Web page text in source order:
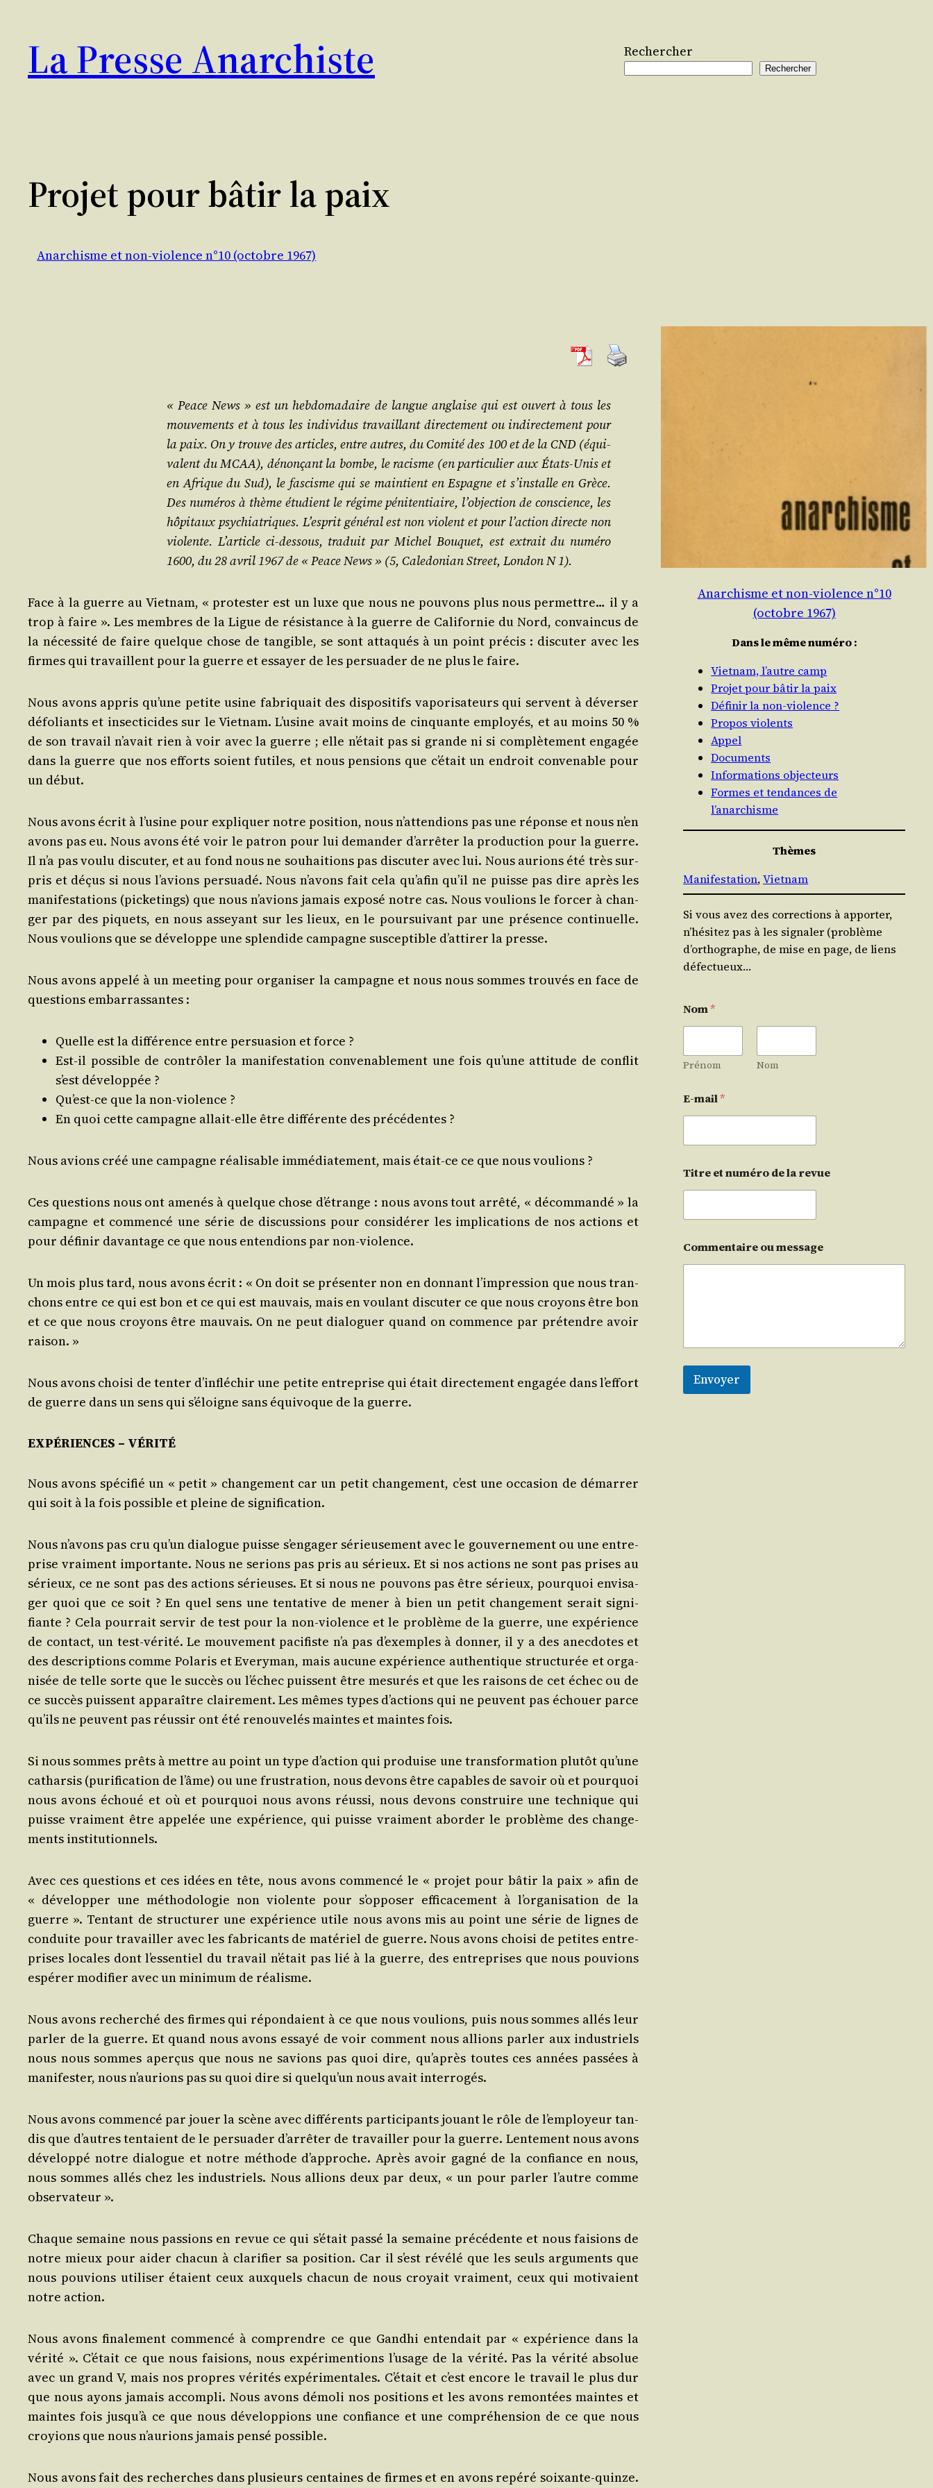
contenu
La Presse Anarchiste Rechercher
Rechercher
Projet pour bâtir la paix
Anarchisme et non-violence n°10 (octobre 1967)
« Peace News » est un heb­do­ma­daire de langue anglaise qui est ouvert à tous les
mou­ve­ments et à tous les indi­vi­dus tra­vaillant direc­te­ment ou indi­rec­te­ment pour
la paix. On y trouve des articles, entre autres, du Comi­té des 100 et de la CND (équi­
valent du MCAA), dénon­çant la bombe, le racisme (en par­ti­cu­lier aux États-Unis et
en Afrique du Sud), le fas­cisme qui se main­tient en Espagne et s’installe en Grèce.
Des numé­ros à thème étu­dient le régime péni­ten­tiaire, l’objection de conscience, les
hôpi­taux psy­chia­triques. L’esprit géné­ral est non violent et pour l’action directe non
vio­lente. L’article ci-des­sous, tra­duit par Michel Bou­quet, est extrait du numé­ro
1600, du 28 avril 1967 de « Peace News » (5, Cale­do­nian Street, Lon­don N 1).
Face à la guerre au Viet­nam, « pro­tes­ter est un luxe que nous ne pou­vons plus nous per­mettre… il y a
trop à faire ». Les membres de la Ligue de résis­tance à la guerre de Cali­for­nie du Nord, convain­cus de
la néces­si­té de faire quelque chose de tan­gible, se sont atta­qués à un point pré­cis : dis­cu­ter avec les
firmes qui tra­vaillent pour la guerre et essayer de les per­sua­der de ne plus le faire.
Nous avons appris qu’une petite usine fabri­quait des dis­po­si­tifs vapo­ri­sa­teurs qui servent à déver­ser
défo­liants et insec­ti­cides sur le Viet­nam. L’usine avait moins de cin­quante employés, et au moins 50 %
de son tra­vail n’avait rien à voir avec la guerre ; elle n’était pas si grande ni si com­plè­te­ment enga­gée
dans la guerre que nos efforts soient futiles, et nous pen­sions que c’était un endroit conve­nable pour
un début.
Nous avons écrit à l’usine pour expli­quer notre posi­tion, nous n’attendions pas une réponse et nous n’en
avons pas eu. Nous avons été voir le patron pour lui deman­der d’arrêter la pro­duc­tion pour la guerre.
Il n’a pas vou­lu dis­cu­ter, et au fond nous ne sou­hai­tions pas dis­cu­ter avec lui. Nous aurions été très sur­
pris et déçus si nous l’avions per­sua­dé. Nous n’avons fait cela qu’afin qu’il ne puisse pas dire après les
mani­fes­ta­tions (picke­tings) que nous n’avions jamais expo­sé notre cas. Nous vou­lions le for­cer à chan­
ger par des piquets, en nous asseyant sur les lieux, en le pour­sui­vant par une pré­sence conti­nuelle.
Nous vou­lions que se déve­loppe une splen­dide cam­pagne sus­cep­tible d’attirer la presse.
Nous avons appe­lé à un mee­ting pour orga­ni­ser la cam­pagne et nous nous sommes trou­vés en face de
ques­tions embarrassantes :
Quelle est la dif­fé­rence entre per­sua­sion et force ?
Est-il pos­sible de contrô­ler la mani­fes­ta­tion conve­na­ble­ment une fois qu’une atti­tude de conflit
s’est développée ?
Qu’est-ce que la non-violence ?
En quoi cette cam­pagne allait-elle être dif­fé­rente des précédentes ?
Nous avions créé une cam­pagne réa­li­sable immé­dia­te­ment, mais était-ce ce que nous voulions ?
Ces ques­tions nous ont ame­nés à quelque chose d’étrange : nous avons tout arrê­té, « décom­man­dé » la
cam­pagne et com­men­cé une série de dis­cus­sions pour consi­dé­rer les impli­ca­tions de nos actions et
pour défi­nir davan­tage ce que nous enten­dions par non-violence.
Un mois plus tard, nous avons écrit : « On doit se pré­sen­ter non en don­nant l’impression que nous tran­
chons entre ce qui est bon et ce qui est mau­vais, mais en vou­lant dis­cu­ter ce que nous croyons être bon
et ce que nous croyons être mau­vais. On ne peut dia­lo­guer quand on com­mence par pré­tendre avoir
raison. »
Nous avons choi­si de ten­ter d’infléchir une petite entre­prise qui était direc­te­ment enga­gée dans l’effort
de guerre dans un sens qui s’éloigne sans équi­voque de la guerre.
EXPÉRIENCES – VÉRITÉ
Nous avons spé­ci­fié un « petit » chan­ge­ment car un petit chan­ge­ment, c’est une occa­sion de démar­rer
qui soit à la fois pos­sible et pleine de signification.
Nous n’avons pas cru qu’un dia­logue puisse s’engager sérieu­se­ment avec le gou­ver­ne­ment ou une entre­
prise vrai­ment impor­tante. Nous ne serions pas pris au sérieux. Et si nos actions ne sont pas prises au
sérieux, ce ne sont pas des actions sérieuses. Et si nous ne pou­vons pas être sérieux, pour­quoi envi­sa­
ger quoi que ce soit ? En quel sens une ten­ta­tive de mener à bien un petit chan­ge­ment serait signi­
fiante ? Cela pour­rait ser­vir de test pour la non-vio­lence et le pro­blème de la guerre, une expé­rience
de contact, un test-véri­té. Le mou­ve­ment paci­fiste n’a pas d’exemples à don­ner, il y a des anec­dotes et
des des­crip­tions comme Pola­ris et Eve­ry­man, mais aucune expé­rience authen­tique struc­tu­rée et orga­
ni­sée de telle sorte que le suc­cès ou l’échec puissent être mesu­rés et que les rai­sons de cet échec ou de
ce suc­cès puissent appa­raître clai­re­ment. Les mêmes types d’actions qui ne peuvent pas échouer parce
qu’ils ne peuvent pas réus­sir ont été renou­ve­lés maintes et maintes fois.
Si nous sommes prêts à mettre au point un type d’action qui pro­duise une trans­for­ma­tion plu­tôt qu’une
cathar­sis (puri­fi­ca­tion de l’âme) ou une frus­tra­tion, nous devons être capables de savoir où et pour­quoi
nous avons échoué et où et pour­quoi nous avons réus­si, nous devons construire une tech­nique qui
puisse vrai­ment être appe­lée une expé­rience, qui puisse vrai­ment abor­der le pro­blème des chan­ge­
ments institutionnels.
Avec ces ques­tions et ces idées en tête, nous avons com­men­cé le « pro­jet pour bâtir la paix » afin de
« déve­lop­per une métho­do­lo­gie non vio­lente pour s’opposer effi­ca­ce­ment à l’organisation de la
guerre ». Ten­tant de struc­tu­rer une expé­rience utile nous avons mis au point une série de lignes de
conduite pour tra­vailler avec les fabri­cants de maté­riel de guerre. Nous avons choi­si de petites entre­
prises locales dont l’essentiel du tra­vail n’était pas lié à la guerre, des entre­prises que nous pou­vions
espé­rer modi­fier avec un mini­mum de réalisme.
Nous avons recher­ché des firmes qui répon­daient à ce que nous vou­lions, puis nous sommes allés leur
par­ler de la guerre. Et quand nous avons essayé de voir com­ment nous allions par­ler aux indus­triels
nous nous sommes aper­çus que nous ne savions pas quoi dire, qu’après toutes ces années pas­sées à
mani­fes­ter, nous n’aurions pas su quoi dire si quelqu’un nous avait interrogés.
Nous avons com­men­cé par jouer la scène avec dif­fé­rents par­ti­ci­pants jouant le rôle de l’employeur tan­
dis que d’autres ten­taient de le per­sua­der d’arrêter de tra­vailler pour la guerre. Len­te­ment nous avons
déve­lop­pé notre dia­logue et notre méthode d’approche. Après avoir gagné de la confiance en nous,
nous sommes allés chez les indus­triels. Nous allions deux par deux, « un pour par­ler l’autre comme
observateur ».
Chaque semaine nous pas­sions en revue ce qui s’était pas­sé la semaine pré­cé­dente et nous fai­sions de
notre mieux pour aider cha­cun à cla­ri­fier sa posi­tion. Car il s’est révé­lé que les seuls argu­ments que
nous pou­vions uti­li­ser étaient ceux aux­quels cha­cun de nous croyait vrai­ment, ceux qui moti­vaient
notre action.
Nous avons fina­le­ment com­men­cé à com­prendre ce que Gand­hi enten­dait par « expé­rience dans la
véri­té ». C’était ce que nous fai­sions, nous expé­ri­men­tions l’usage de la véri­té. Pas la véri­té abso­lue
avec un grand V, mais nos propres véri­tés expé­ri­men­tales. C’était et c’est encore le tra­vail le plus dur
que nous ayons jamais accom­pli. Nous avons démo­li nos posi­tions et les avons remon­tées maintes et
maintes fois jusqu’à ce que nous déve­lop­pions une confiance et une com­pré­hen­sion de ce que nous
croyions que nous n’aurions jamais pen­sé possible.
Nous avons fait des recherches dans plu­sieurs cen­taines de firmes et en avons repé­ré soixante-quinze.
Anarchisme et non-violence n°10
(octobre 1967)
Dans le même numéro :
Vietnam, l’autre camp
Projet pour bâtir la paix
Définir la non-violence ?
Propos violents
Appel
Documents
Informations objecteurs
Formes et tendances de
l’anarchisme
Thèmes
Manifestation, Vietnam
Si vous avez des corrections à apporter,
n’hésitez pas à les signaler (problème
d’orthographe, de mise en page, de liens
défectueux…
Nom*
Prénom Nom
E-mail*
Titre et numéro de la revue
Commentaire ou message
Envoyer